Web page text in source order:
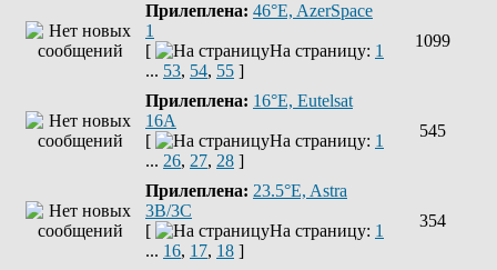
Прилеплена: 46°E, AzerSpace
1
[
На страницу: 1
... 53, 54, 55 ]
1099
Прилеплена: 16°E, Eutelsat
16A
[
На страницу: 1
... 26, 27, 28 ]
545
Прилеплена: 23.5°E, Astra
3B/3C
[
На страницу: 1
... 16, 17, 18 ]
354